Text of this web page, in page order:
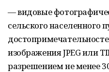
— видовые
сельского населенного
изображения JPEG или
разрешением не менее